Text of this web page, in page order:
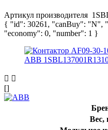
Артикул производителя
{ "id": 30261, "canBuy": "N",
"economy": 0, "number": 1 }
[]
Вес,